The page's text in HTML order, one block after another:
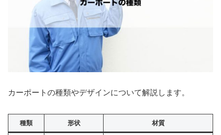
カーポートの種類やデザインについて解説します。
種類 形状 材質